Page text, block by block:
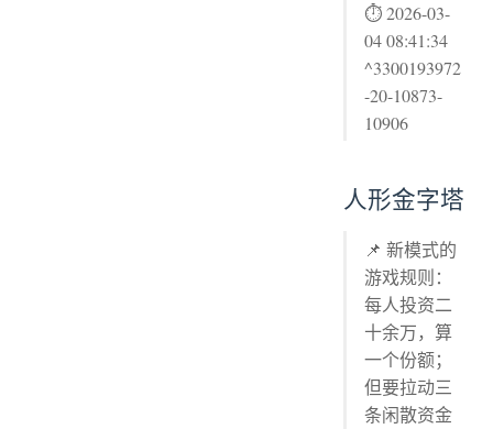
⏱ 2026-03-
04 08:41:34
^3300193972
-20-10873-
10906
人形金字塔
📌 新模式的
游戏规则：
每人投资二
十余万，算
一个份额；
但要拉动三
条闲散资金